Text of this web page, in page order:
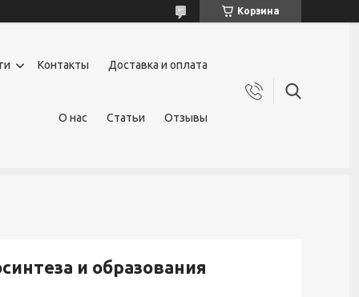
Корзина
Контакты Доставка и оплата
О нас Статьи Отзывы
и образования